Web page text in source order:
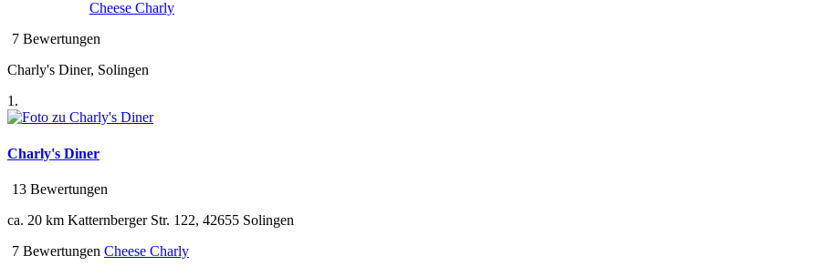
Cheese Charly
7 Bewertungen
Charly's Diner, Solingen
1.
Charly's Diner
13 Bewertungen
ca. 20 km Katternberger Str. 122, 42655 Solingen
7 Bewertungen Cheese Charly